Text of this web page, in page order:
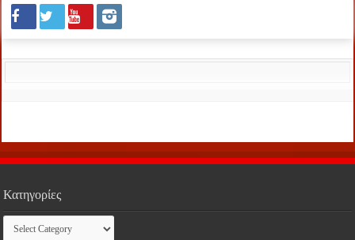
Κατηγορίες
Κατηγορίες